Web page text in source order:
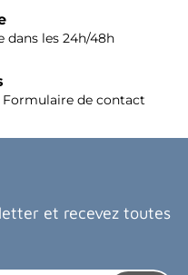
dans les 24h/48h
Formulaire de contact
et recevez toutes